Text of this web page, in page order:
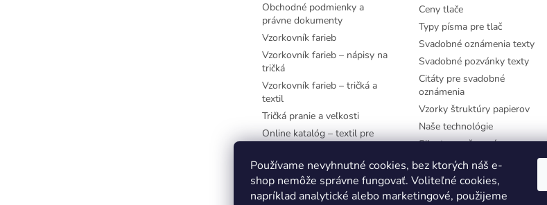
Používame nevyhnutné cookies, bez ktorých náš e-
shop nemôže správne fungovať. Voliteľné cookies,
napríklad analytické alebo marketingové, použijeme
Obchodné podmienky a
právne dokumenty
Vzorkovník farieb
Vzorkovník farieb – nápisy na
tričká
Vzorkovník farieb – tričká a
textil
Tričká pranie a veľkosti
Online katalóg – textil pre
Najčastejšie používané
písmená
Farby-CMYK
Ceny tlače
Typy písma pre tlač
Svadobné oznámenia texty
Svadobné pozvánky texty
Citáty pre svadobné
oznámenia
Vzorky štruktúry papierov
Naše technológie
Siluety pre časovú os